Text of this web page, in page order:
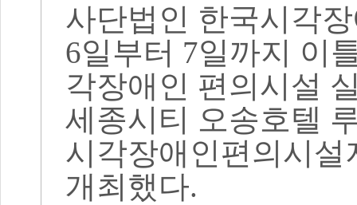
사단법인 한국시각
6일부터 7일까지 이
각장애인 편의시설
세종시티 오송호텔
시각장애인편의시
개최했다.